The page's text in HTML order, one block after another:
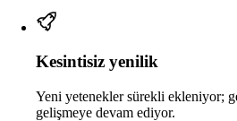
Kesintisiz yenilik
Yeni yetenekler sürekli ekleniyor;
gelişmeye devam ediyor.